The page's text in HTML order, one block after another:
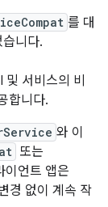
를 대
니다.
서비스의 비
합니다.
와 이
또는
이언트 앱은
경 없이 계속 작